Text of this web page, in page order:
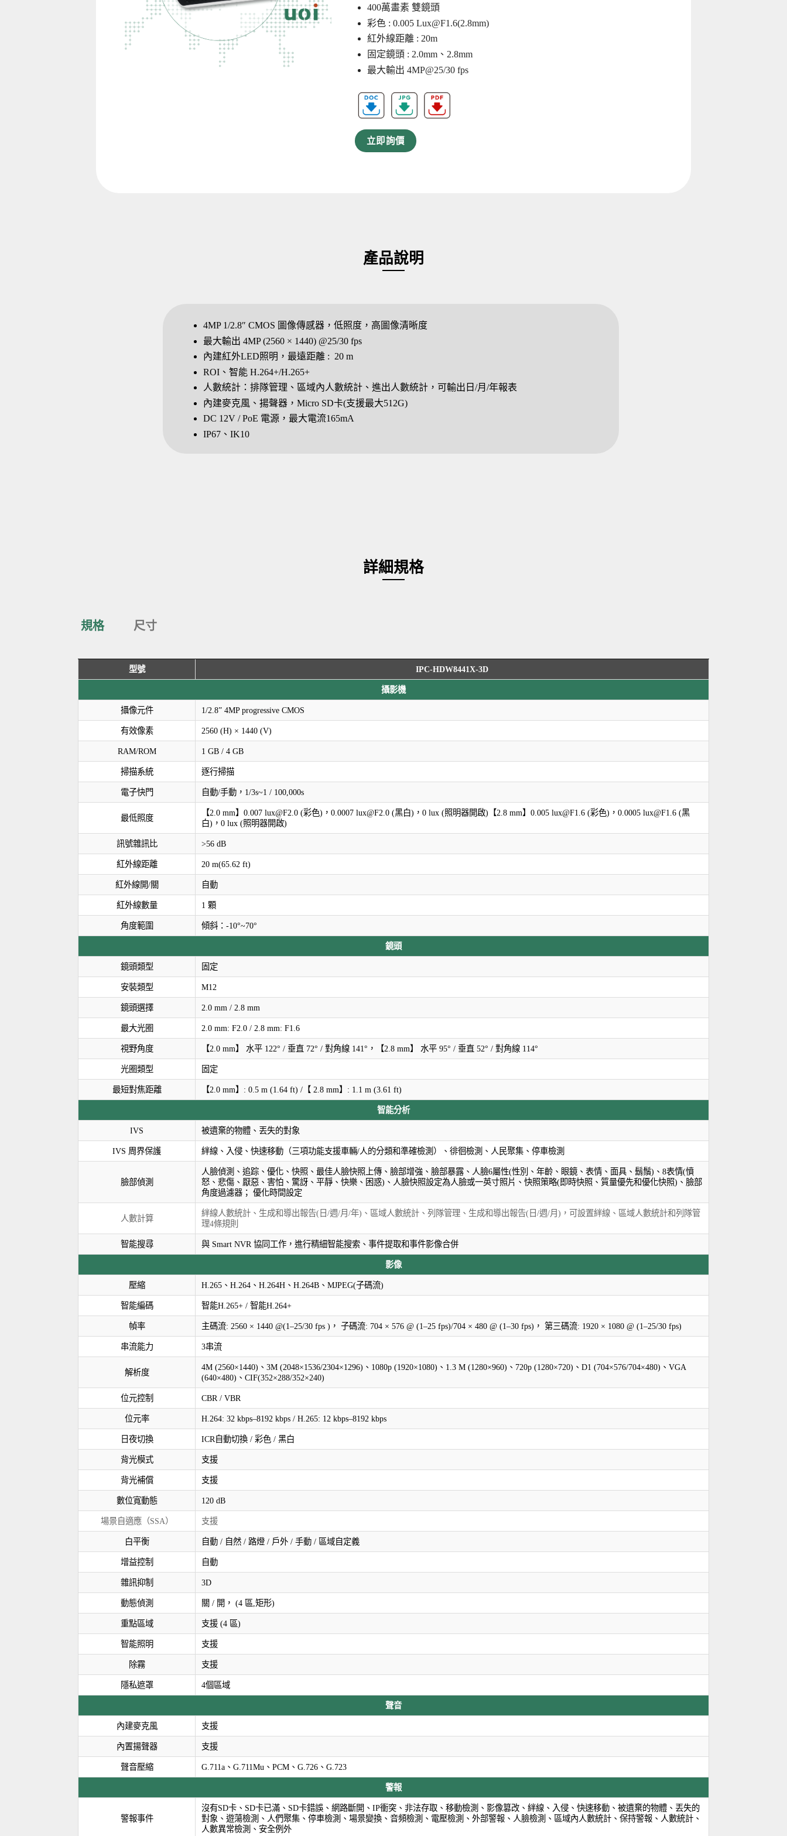
400萬畫素 雙鏡頭
彩色 : 0.005Lux@F1.6(2.8mm)
紅外線距離 : 20m
固定鏡頭 : 2.0mm、2.8mm
最大輸出 4MP@25/30 fps
立即詢價
產品說明
4MP 1/2.8″ CMOS 圖像傳感器，低照度，高圖像清晰度
最大輸出 4MP (2560 × 1440) @25/30 fps
內建紅外LED照明，最遠距離 : 20 m
ROI、智能 H.264+/H.265+
人數統計：排隊管理、區域內人數統計、進出人數統計，可輸出日/月/年報表
內建麥克風、揚聲器，Micro SD卡(支援最大512G)
DC 12V / PoE 電源，最大電流165mA
IP67、IK10
詳細規格
規格 尺寸
型號 IPC-HDW8441X-3D
攝影機
攝像元件 1/2.8” 4MP progressive CMOS
有效像素 2560 (H) × 1440 (V)
RAM/ROM 1 GB / 4 GB
掃描系統 逐行掃描
電子快門 自動/手動，1/3s~1 / 100,000s
最低照度
【2.0 mm】0.007 lux@F2.0 (彩色)，0.0007 lux@F2.0 (黑白)，0 lux (照明器開啟)【2.8 mm】0.005 lux@F1.6 (彩色)，0.0005 lux@F1.6 (黑
白)，0 lux (照明器開啟)
訊號雜訊比 >56 dB
紅外線距離 20 m(65.62 ft)
紅外線開/關 自動
紅外線數量 1 顆
角度範圍 傾斜：-10°~70°
鏡頭
鏡頭類型 固定
安裝類型 M12
鏡頭選擇 2.0 mm / 2.8 mm
最大光圈 2.0 mm: F2.0 / 2.8 mm: F1.6
視野角度 【2.0 mm】 水平 122° / 垂直 72° / 對角線 141°，【2.8 mm】 水平 95° / 垂直 52° / 對角線 114°
光圈類型 固定
最短對焦距離 【2.0 mm】: 0.5 m (1.64 ft) /【 2.8 mm】: 1.1 m (3.61 ft)
智能分析
IVS 被遺棄的物體、丟失的對象
IVS 周界保護 絆線、入侵、快速移動（三項功能支援車輛/人的分類和準確檢測）、徘徊檢測、人民聚集、停車檢測
臉部偵測
人臉偵測、追踪、優化、快照、最佳人臉快照上傳、臉部增強、臉部暴露、人臉6屬性(性別、年齡、眼鏡、表情、面具、鬍鬚)、8表情(憤
怒、悲傷、厭惡、害怕、驚訝、平靜、快樂、困惑)、人臉快照設定為人臉或一英寸照片、快照策略(即時快照、質量優先和優化快照)、臉部
角度過濾器； 優化時間設定
人數計算
絆線人數統計、生成和導出報告(日/週/月/年)、區域人數統計、列隊管理、生成和導出報告(日/週/月)，可設置絆線、區域人數統計和列隊管
理4條規則
智能搜尋 與 Smart NVR 協同工作，進行精細智能搜索、事件提取和事件影像合併
影像
壓縮 H.265、H.264、H.264H、H.264B、MJPEG(子碼流)
智能編碼 智能H.265+ / 智能H.264+
幀率 主碼流: 2560 × 1440 @(1–25/30 fps )， 子碼流: 704 × 576 @ (1–25 fps)/704 × 480 @ (1–30 fps)， 第三碼流: 1920 × 1080 @ (1–25/30 fps)
串流能力 3串流
解析度
4M (2560×1440)、3M (2048×1536/2304×1296)、1080p (1920×1080)、1.3 M (1280×960)、720p (1280×720)、D1 (704×576/704×480)、VGA
(640×480)、CIF(352×288/352×240)
位元控制 CBR / VBR
位元率 H.264: 32 kbps–8192 kbps / H.265: 12 kbps–8192 kbps
日夜切換 ICR自動切換 / 彩色 / 黑白
背光模式 支援
背光補償 支援
數位寬動態 120 dB
場景自適應（SSA） 支援
白平衡 自動 / 自然 / 路燈 / 戶外 / 手動 / 區域自定義
增益控制 自動
雜訊抑制 3D
動態偵測 關 / 開， (4 區,矩形)
重點區域 支援 (4 區)
智能照明 支援
除霧 支援
隱私遮罩 4個區域
聲音
內建麥克風 支援
內置揚聲器 支援
聲音壓縮 G.711a、G.711Mu、PCM、G.726、G.723
警報
警報事件
沒有SD卡、SD卡已滿、SD卡錯誤、網路斷開、IP衝突、非法存取、移動檢測、影像篡改、絆線、入侵、快速移動、被遺棄的物體、丟失的
對象、遊蕩檢測、人們聚集、停車檢測、場景變換、音頻檢測、電壓檢測、外部警報、人臉檢測、區域內人數統計、保持警報、人數統計、
人數異常檢測、安全例外